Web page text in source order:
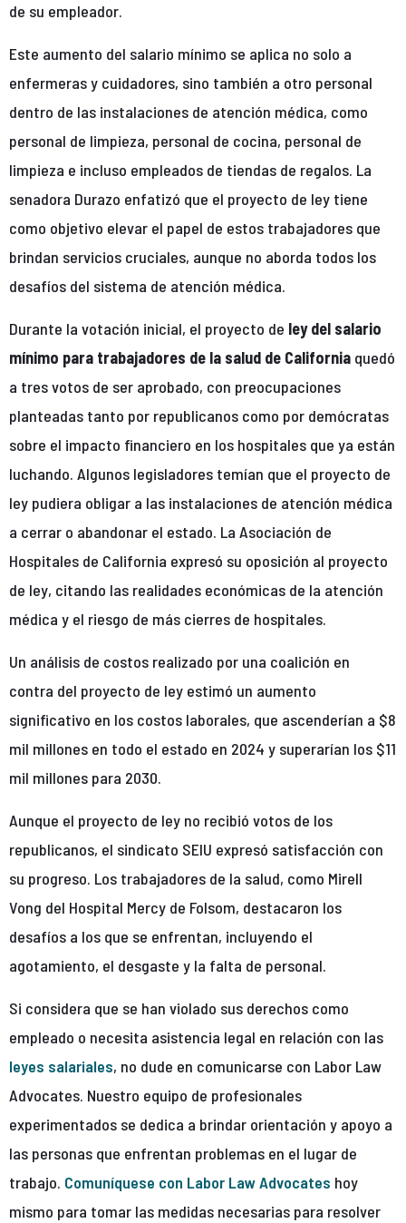
de su empleador.
Este aumento del salario mínimo se aplica no solo a
enfermeras y cuidadores, sino también a otro personal
dentro de las instalaciones de atención médica, como
personal de limpieza, personal de cocina, personal de
limpieza e incluso empleados de tiendas de regalos. La
senadora Durazo enfatizó que el proyecto de ley tiene
como objetivo elevar el papel de estos trabajadores que
brindan servicios cruciales, aunque no aborda todos los
desafíos del sistema de atención médica.
Durante la votación inicial, el proyecto de ley del salario
mínimo para trabajadores de la salud de California quedó
a tres votos de ser aprobado, con preocupaciones
planteadas tanto por republicanos como por demócratas
sobre el impacto financiero en los hospitales que ya están
luchando. Algunos legisladores temían que el proyecto de
ley pudiera obligar a las instalaciones de atención médica
a cerrar o abandonar el estado. La Asociación de
Hospitales de California expresó su oposición al proyecto
de ley, citando las realidades económicas de la atención
médica y el riesgo de más cierres de hospitales.
Un análisis de costos realizado por una coalición en
contra del proyecto de ley estimó un aumento
significativo en los costos laborales, que ascenderían a $8
mil millones en todo el estado en 2024 y superarían los $11
mil millones para 2030.
Aunque el proyecto de ley no recibió votos de los
republicanos, el sindicato SEIU expresó satisfacción con
su progreso. Los trabajadores de la salud, como Mirell
Vong del Hospital Mercy de Folsom, destacaron los
desafíos a los que se enfrentan, incluyendo el
agotamiento, el desgaste y la falta de personal.
Si considera que se han violado sus derechos como
empleado o necesita asistencia legal en relación con las
leyes salariales, no dude en comunicarse con Labor Law
Advocates. Nuestro equipo de profesionales
experimentados se dedica a brindar orientación y apoyo a
las personas que enfrentan problemas en el lugar de
trabajo. Comuníquese con Labor Law Advocates hoy
mismo para tomar las medidas necesarias para resolver